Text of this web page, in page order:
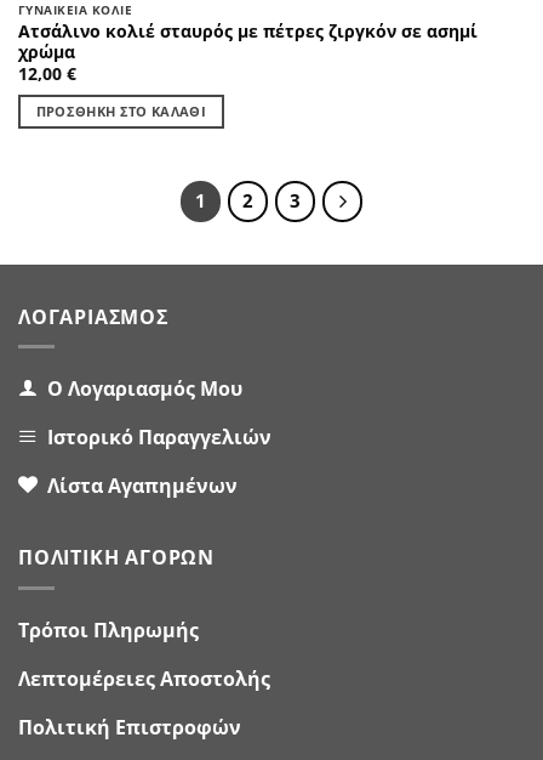
ΓΥΝΑΙΚΕΊΑ ΚΟΛΙΈ
Ατσάλινο κολιέ σταυρός με πέτρες ζιργκόν σε ασημί
χρώμα
12,00 €
ΠΡΟΣΘΉΚΗ ΣΤΟ ΚΑΛΆΘΙ
1 2 3
ΛΟΓΑΡΙΑΣΜΌΣ
Ο Λογαριασμός Μου
Ιστορικό Παραγγελιών
Λίστα Αγαπημένων
ΠΟΛΙΤΙΚΉ ΑΓΟΡΏΝ
Τρόποι Πληρωμής
Λεπτομέρειες Αποστολής
Πολιτική Επιστροφών